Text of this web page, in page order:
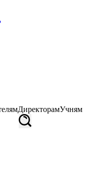
ДиректорамУчням